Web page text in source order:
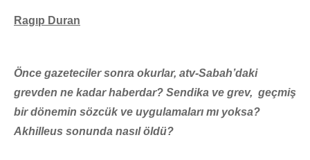
Ragıp Duran
Önce gazeteciler sonra okurlar, atv-Sabah’daki
grevden ne kadar haberdar? Sendika ve grev, geçmiş
bir dönemin sözcük ve uygulamaları mı yoksa?
Akhilleus sonunda nasıl öldü?